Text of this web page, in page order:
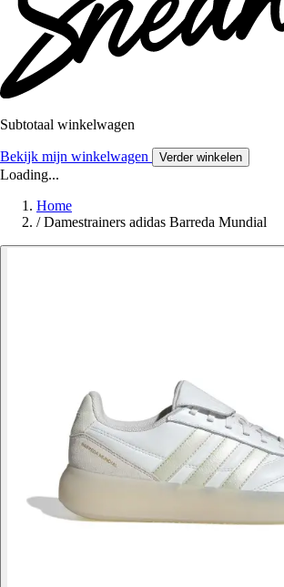
Subtotaal winkelwagen
Bekijk mijn winkelwagen Verder winkelen
Loading...
Home
/ Damestrainers adidas Barreda Mundial